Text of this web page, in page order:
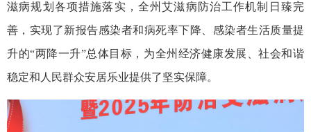
滋病规划各项措施落实，全州艾滋病防治工作机制日臻完
善，实现了新报告感染者和病死率下降、感染者生活质量提
升的“两降一升”总体目标，为全州经济健康发展、社会和谐
稳定和人民群众安居乐业提供了坚实保障。